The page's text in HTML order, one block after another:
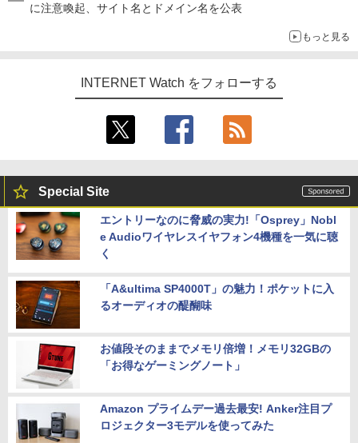
に注意喚起、サイト名とドメイン名を公表
もっと見る
INTERNET Watch をフォローする
Special Site
エントリーなのに脅威の実力!「Osprey」Nobl
e Audioワイヤレスイヤフォン4機種を一気に聴
く
「A&ultima SP4000T」の魅力！ポケットに入
るオーディオの醍醐味
お値段そのままでメモリ倍増！メモリ32GBの
「お得なゲーミングノート」
Amazon プライムデー過去最安! Anker注目プ
ロジェクター3モデルを使ってみた